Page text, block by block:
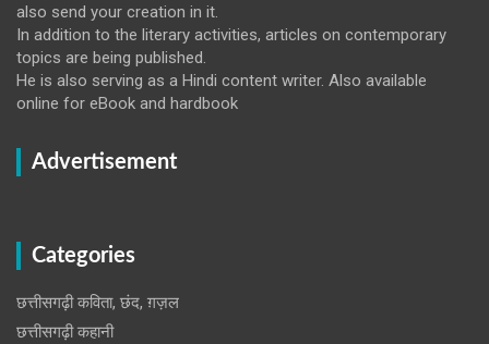
also send your creation in it.
In addition to the literary activities, articles on contemporary
topics are being published.
He is also serving as a Hindi content writer. Also available
online for eBook and hardbook
Advertisement
Categories
छत्तीसगढ़ी कविता, छंद, ग़ज़ल
छत्तीसगढ़ी कहानी